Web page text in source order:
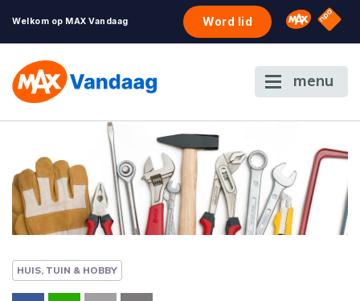
Welkom op MAX Vandaag Word lid Omroep
NPO
menu
HUIS, TUIN & HOBBY